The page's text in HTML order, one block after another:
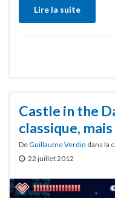
Lire la suite
Castle in the
classique,
DeGuillaume Verdin dans la
22 juillet 2012